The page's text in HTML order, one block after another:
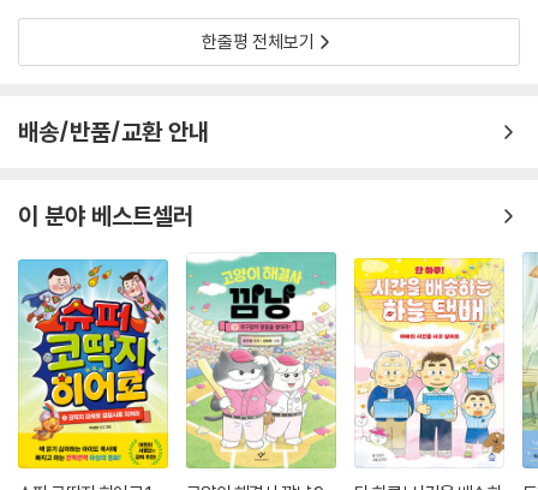
한눈에 볼 수 있는 ‘스페셜 에디션’ 『공식 가이드북』을 1권과 함께 선보이기
때문이다. 드래곤 마스터와의 성향과 각 드래곤의 속성 등을 담았으며, 스
미도 있다. 하나 더, 본책에서는 ‘드래곤 카드’가 들어 있어 드래곤 컬렉션
강력한 드래곤을 움직일 수 있는 자는 누구인가
어둠의 마법사를 막기 위한 최후의 대결!
사악한 어둠의 마법사 말드레드가 마침내 금빛, 은빛 열쇠를 모두 손에 넣
었다. 가장 강력한 어스퀘이크 드래곤 나가를 깨워 세상을 파괴하려는 것
이다. 이를 막기 위해 마법사들이 힘을 모아 말드레드를 붙잡아 두었지만
언제 탈출할지 모르는 상황이므로, 한시라도 빨리 나가를 찾아야 한다. 드
레이크는 금빛 열쇠의 수호자 다르마와 은빛 열쇠의 수호자 장과 함께 나
가의 신전으로 향한다. 하지만 드레이크와 친구들을 맞이하는 건, 그 누구
의 방문도 허락하지 않는 두 명의 드래곤 마스터. 드레이크는 말드레드의
한줄평 전체보기
배송/반품/교환 안내
이 분야 베스트셀러